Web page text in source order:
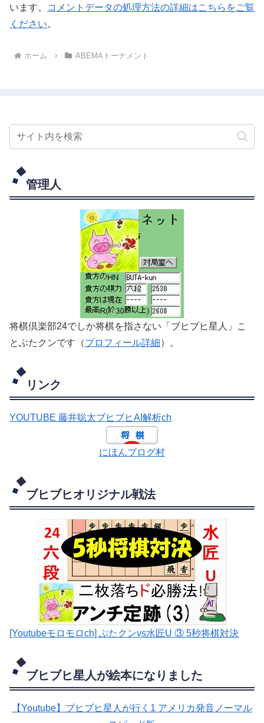
います。
コメントデータの処理方法の詳細はこちらをご覧
ください。
ホーム ABEMAトーナメント
管理人
将棋倶楽部24でしか将棋を指さない「ブヒブヒ星人」こ
とぶたクンです（プロフィール詳細 ）。
リンク
YOUTUBE 藤井聡太ブヒブヒAI解析ch
にほんブログ村
ブヒブヒオリジナル戦法
[Youtubeモロモロch] ぶたクンvs水匠U ③ 5秒将棋対決
ブヒブヒ星人が絵本になりました
【Youtube】ブヒブヒ星人が行く1 アメリカ発音ノーマル